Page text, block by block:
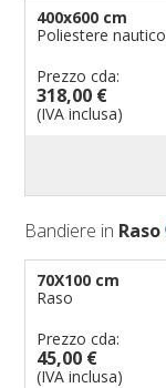
400x600 cm
Poliestere nautico
Prezzo cda:
318,00 €
(IVA inclusa)
Bandiere in Raso
70X100 cm
Raso
Prezzo cda:
45,00 €
(IVA inclusa)